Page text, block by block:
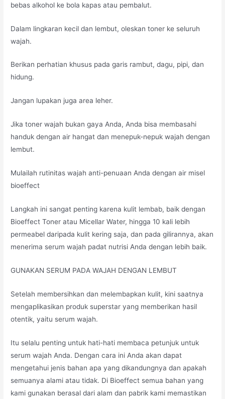
bebas alkohol ke bola kapas atau pembalut.
Dalam lingkaran kecil dan lembut, oleskan toner ke seluruh
wajah.
Berikan perhatian khusus pada garis rambut, dagu, pipi, dan
hidung.
Jangan lupakan juga area leher.
Jika toner wajah bukan gaya Anda, Anda bisa membasahi
handuk dengan air hangat dan menepuk-nepuk wajah dengan
lembut.
Mulailah rutinitas wajah anti-penuaan Anda dengan air misel
bioeffect
Langkah ini sangat penting karena kulit lembab, baik dengan
Bioeffect Toner atau Micellar Water, hingga 10 kali lebih
permeabel daripada kulit kering saja, dan pada gilirannya, akan
menerima serum wajah padat nutrisi Anda dengan lebih baik.
GUNAKAN SERUM PADA WAJAH DENGAN LEMBUT
Setelah membersihkan dan melembapkan kulit, kini saatnya
mengaplikasikan produk superstar yang memberikan hasil
otentik, yaitu serum wajah.
Itu selalu penting untuk hati-hati membaca petunjuk untuk
serum wajah Anda. Dengan cara ini Anda akan dapat
mengetahui jenis bahan apa yang dikandungnya dan apakah
semuanya alami atau tidak. Di Bioeffect semua bahan yang
kami gunakan berasal dari alam dan pabrik kami memastikan